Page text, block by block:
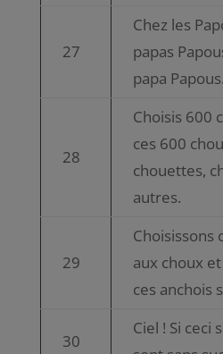
27
Chez les
papas
papa Papous.
28
Choisis 600
ces 600
chouettes,
autres.
29
Choisissons
aux choux
ces anchois
30
Ciel ! Si ceci